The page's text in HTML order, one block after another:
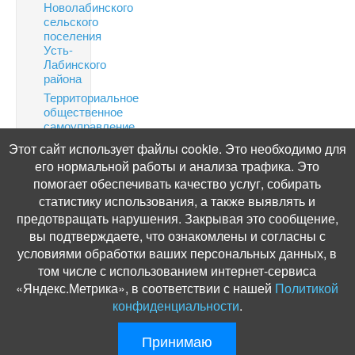
Новолабинского
сельского
поселения
Усть-
Лабинского
района
Территориальное
общественное
самоуправление
Финансовая
грамотность
Информация
по
налогам
Публичные
слушания
© Администрация Новолабинского сельского поселения, 2012.
Этот сайт использует файлы cookie. Это необходимо для
его нормальной работы и анализа трафика. Это
помогает обеспечивать качество услуг, собирать
статистику использования, а также выявлять и
предотвращать нарушения. Закрывая это сообщение,
вы подтверждаете, что ознакомлены и согласны с
условиями обработки ваших персональных данных, в
том числе с использованием интернет-сервиса
«Яндекс.Метрика», в соответствии с нашей Политикой
конфиденциальности.
Принимаю